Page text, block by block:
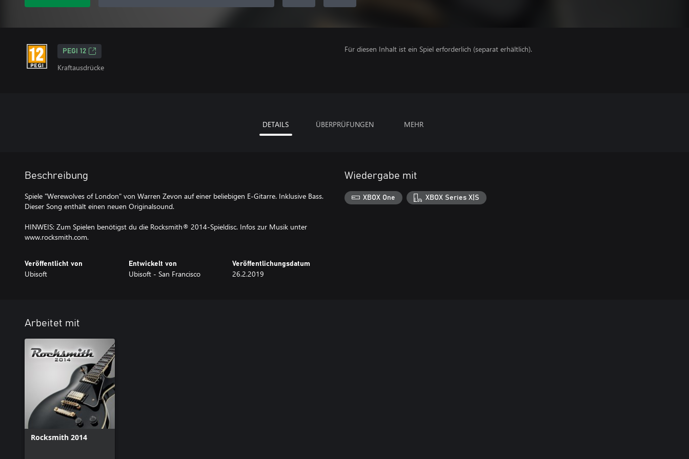
PEGI 12
Kraftausdrücke
Für diesen Inhalt ist ein Spiel erforderlich (separat erhältlich).
DETAILS ÜBERPRÜFUNGEN MEHR
Beschreibung
Spiele "Werewolves of London" von Warren Zevon auf einer beliebigen E-Gitarre. Inklusive Bass.
Dieser Song enthält einen neuen Originalsound.
HINWEIS: Zum Spielen benötigst du die Rocksmith® 2014-Spieldisc. Infos zur Musik unter
www.rocksmith.com.
Veröffentlicht von
Ubisoft
Entwickelt von
Ubisoft - San Francisco
Veröffentlichungsdatum
26.2.2019
Wiedergabe mit
XBOX One XBOX Series X|S
Arbeitet mit
Rocksmith 2014